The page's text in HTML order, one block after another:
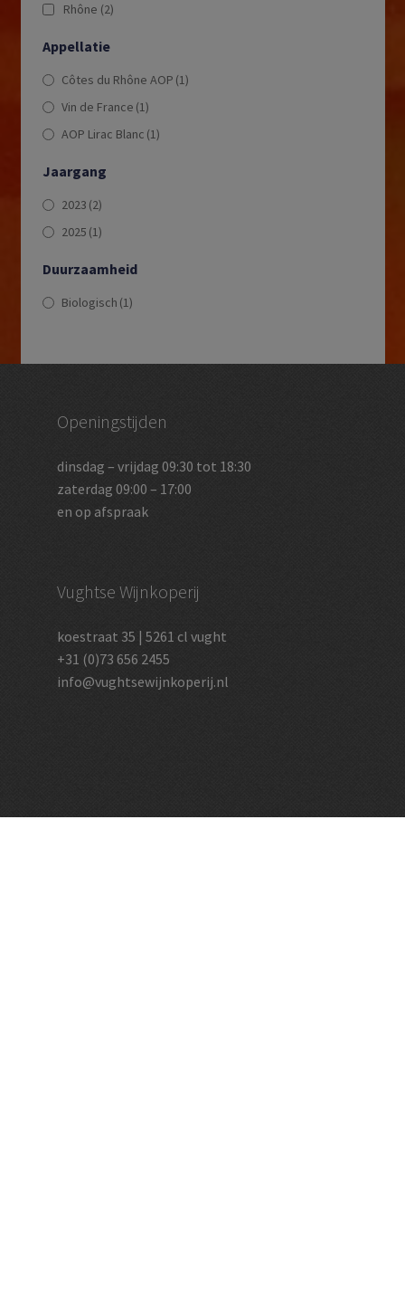
Rhône (2)
Appellatie
Côtes du Rhône AOP (1)
Vin de France (1)
AOP Lirac Blanc (1)
Jaargang
2023 (2)
2025 (1)
Duurzaamheid
Biologisch (1)
Openingstijden
dinsdag – vrijdag 09:30 tot 18:30
zaterdag 09:00 – 17:00
en op afspraak
Vughtse Wijnkoperij
koestraat 35 | 5261 cl vught
+31 (0)73 656 2455
info@vughtsewijnkoperij.nl